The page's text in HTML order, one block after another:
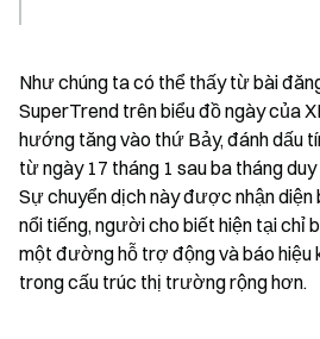
Như chúng ta có thể thấy từ bài
SuperTrend trên biểu đồ ngày của
hướng tăng vào thứ Bảy, đánh dấu
từ ngày 17 tháng 1 sau ba tháng
Sự chuyển dịch này được nhận diện
nổi tiếng, người cho biết hiện tại chỉ
một đường hỗ trợ động và báo hiệu
trong cấu trúc thị trường rộng hơn.